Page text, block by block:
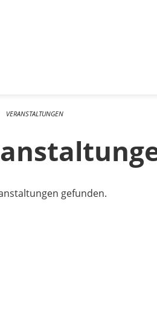
VERANSTALTUNGEN
gefunden.